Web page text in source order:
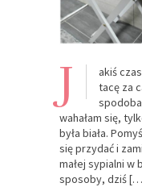
J
akiś
tacę za
wahałam się,
była biała.
się przydać i
małej sypialni w
sposoby, dziś